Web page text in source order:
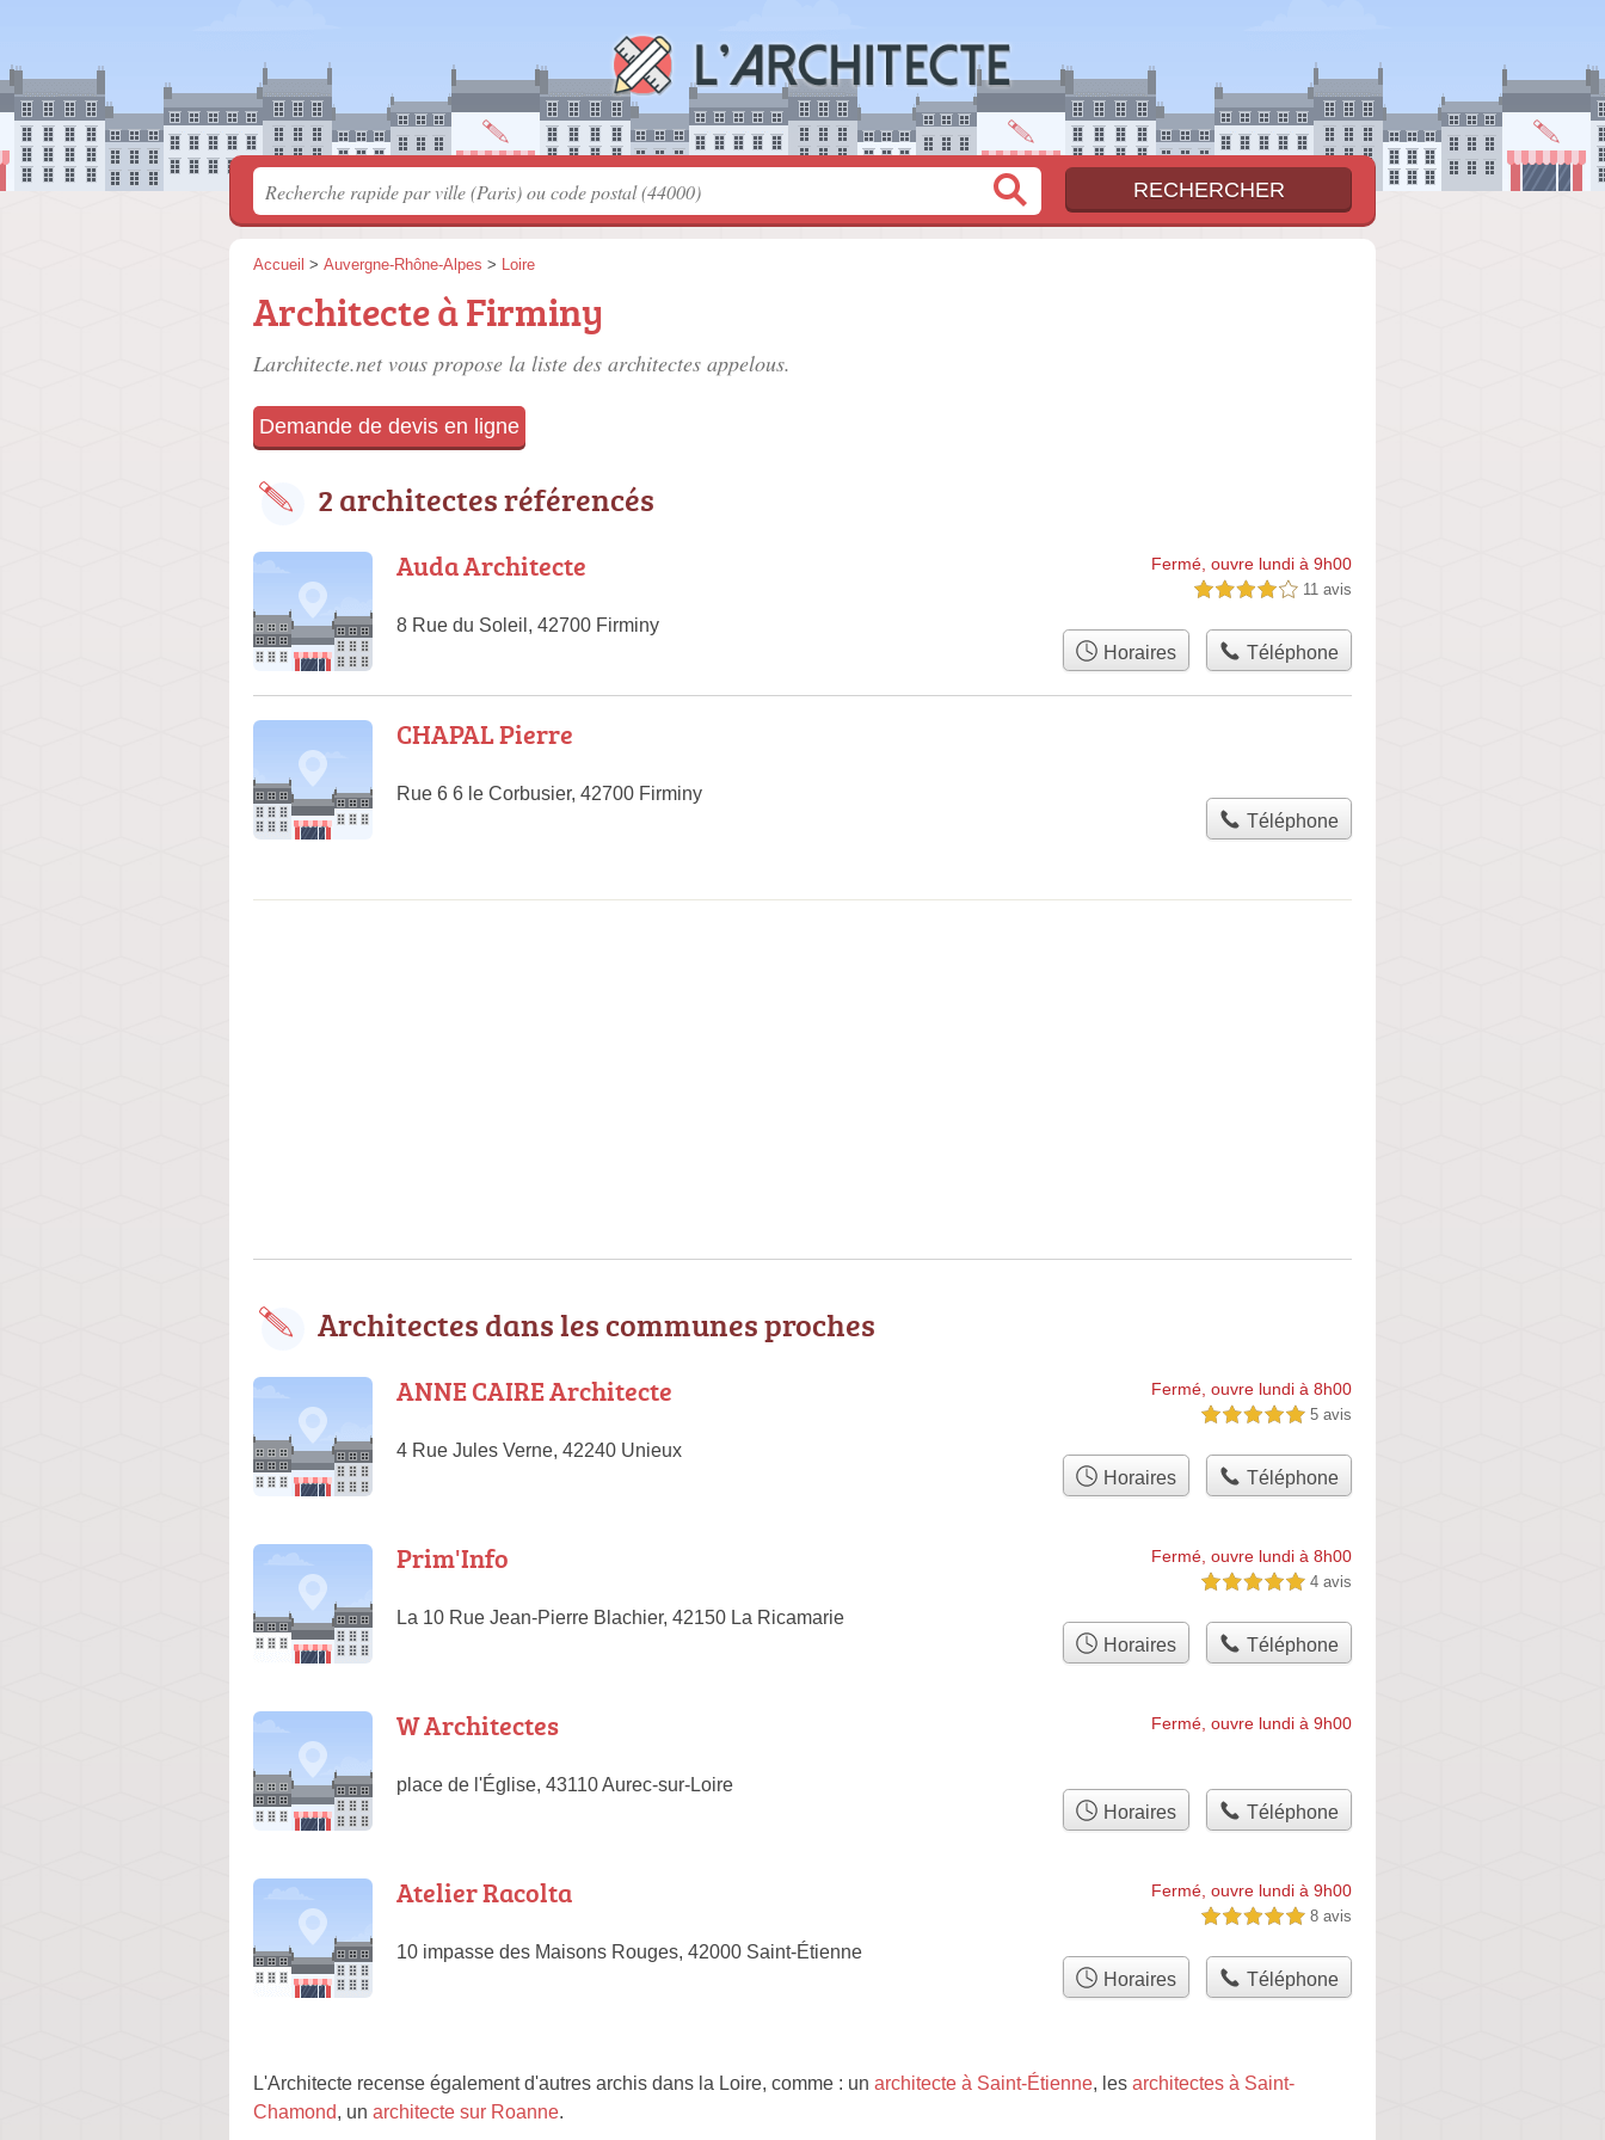
Accueil > Auvergne-Rhône-Alpes > Loire
Architecte à Firminy
Larchitecte.net vous propose la liste des architectes appelous.
Demande de devis en ligne
2 architectes référencés
Auda Architecte
8 Rue du Soleil, 42700 Firminy
Fermé, ouvre lundi à 9h00
4,0 étoiles sur 5 11 avis
Horaires Téléphone
CHAPAL Pierre
Rue 6 6 le Corbusier, 42700 Firminy
Téléphone
Architectes dans les communes proches
ANNE CAIRE Architecte
4 Rue Jules Verne, 42240 Unieux
Fermé, ouvre lundi à 8h00
5,0 étoiles sur 5 5 avis
Horaires Téléphone
Prim'Info
La 10 Rue Jean-Pierre Blachier, 42150 La Ricamarie
Fermé, ouvre lundi à 8h00
5,0 étoiles sur 5 4 avis
Horaires Téléphone
W Architectes
place de l'Église, 43110 Aurec-sur-Loire
Fermé, ouvre lundi à 9h00
Horaires Téléphone
Atelier Racolta
10 impasse des Maisons Rouges, 42000 Saint-Étienne
Fermé, ouvre lundi à 9h00
5,0 étoiles sur 5 8 avis
Horaires Téléphone
L'Architecte recense également d'autres archis dans la Loire, comme : un architecte à Saint-Étienne, les architectes à Saint-
Chamond, un architecte sur Roanne.